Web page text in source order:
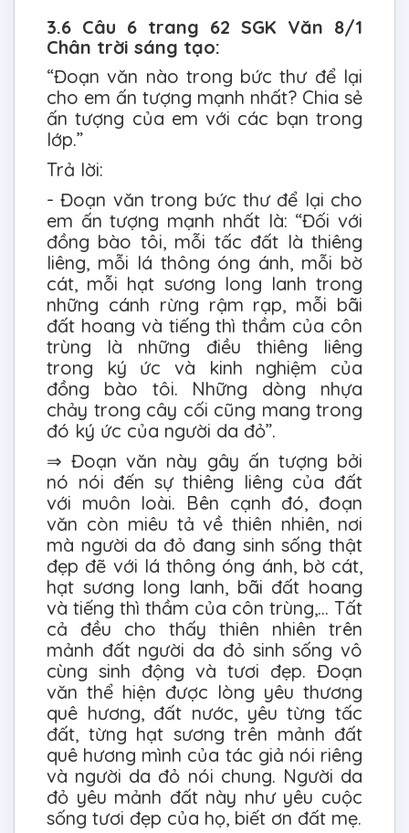
3.6 Câu 6 trang 62 SGK Văn 8/1
Chân trời sáng tạo:
“Đoạn văn nào trong bức thư để lại
cho em ấn tượng mạnh nhất? Chia sẻ
ấn tượng của em với các bạn trong
lớp.”
Trả lời:
- Đoạn văn trong bức thư để lại cho
em ấn tượng mạnh nhất là: “Đối với
đồng bào tôi, mỗi tấc đất là thiêng
liêng, mỗi lá thông óng ánh, mỗi bờ
cát, mỗi hạt sương long lanh trong
những cánh rừng rậm rạp, mỗi bãi
đất hoang và tiếng thì thầm của côn
trùng là những điều thiêng liêng
trong ký ức và kinh nghiệm của
đồng bào tôi. Những dòng nhựa
chảy trong cây cối cũng mang trong
đó ký ức của người da đỏ”.
⇒ Đoạn văn này gây ấn tượng bởi
nó nói đến sự thiêng liêng của đất
với muôn loài. Bên cạnh đó, đoạn
văn còn miêu tả về thiên nhiên, nơi
mà người da đỏ đang sinh sống thật
đẹp đẽ với lá thông óng ánh, bờ cát,
hạt sương long lanh, bãi đất hoang
và tiếng thì thầm của côn trùng,… Tất
cả đều cho thấy thiên nhiên trên
mảnh đất người da đỏ sinh sống vô
cùng sinh động và tươi đẹp. Đoạn
văn thể hiện được lòng yêu thương
quê hương, đất nước, yêu từng tấc
đất, từng hạt sương trên mảnh đất
quê hương mình của tác giả nói riêng
và người da đỏ nói chung. Người da
đỏ yêu mảnh đất này như yêu cuộc
sống tươi đẹp của họ, biết ơn đất mẹ.